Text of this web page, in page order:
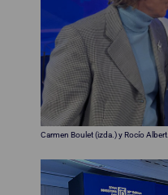
Carmen Boulet (izda.) y Rocío Albert.